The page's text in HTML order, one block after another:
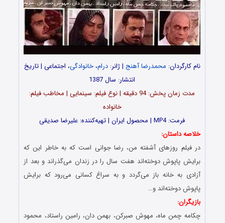
نام کارگردان: محمدرضا آهنج | ژانر:درام،خانوادگی، اجتماعی | تاریخ
انتشار: سال 1387
مدت‌‌ زمان پخش: 94 دقیقه | نوع فیلم: سینمایی | مخاطب فیلم:
خانواده
فرمت: MP4 | محصول ایران | تهیه‌کننده: علیرضا صدیقی
خلاصه داستان:
در فیلم روزهای آشفته من، رضا جوانی است که به خاطر این که
برایش پاپوش دوخته‌اند هفت سال را در زندان می‌گذراند و بعد از
آزادی به خانه باز می‌گردد و به سراغ کسانی می‌رود که برایش
پاپوش دوخته‌اند و…
بازیگران:
چکامه چمن ماه، مهوش صبرکن، بهمن دان، رامین راستاد، محمود